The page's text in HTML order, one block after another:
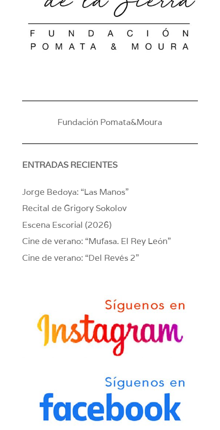
Fundación Pomata&Moura
ENTRADAS RECIENTES
Jorge Bedoya: “Las Manos”
Recital de Grigory Sokolov
Escena Escorial (2026)
Cine de verano: “Mufasa. El Rey León”
Cine de verano: “Del Revés 2”